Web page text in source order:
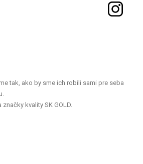
tak, ako by sme ich robili sami pre seba
kvality SK GOLD.